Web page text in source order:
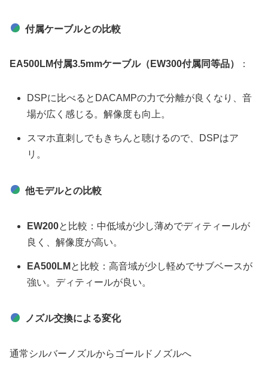
付属ケーブルとの比較
EA500LM付属3.5mmケーブル（EW300付属同等品） ：
DSPに比べるとDACAMPの力で分離が良くなり、音
場が広く感じる。解像度も向上。
スマホ直刺しでもきちんと聴けるので、DSPはア
リ。
他モデルとの比較
EW200と比較：中低域が少し薄めでディティールが
良く、解像度が高い。
EA500LM と比較：高音域が少し軽めでサブベースが
強い。ディティールが良い。
ノズル交換による変化
通常シルバーノズルからゴールドノズルへ